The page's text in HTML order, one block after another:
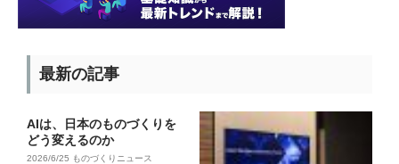
最新の記事
AIは、日本のものづくりを
どう変えるのか
2026/6/25 ものづくりニュース